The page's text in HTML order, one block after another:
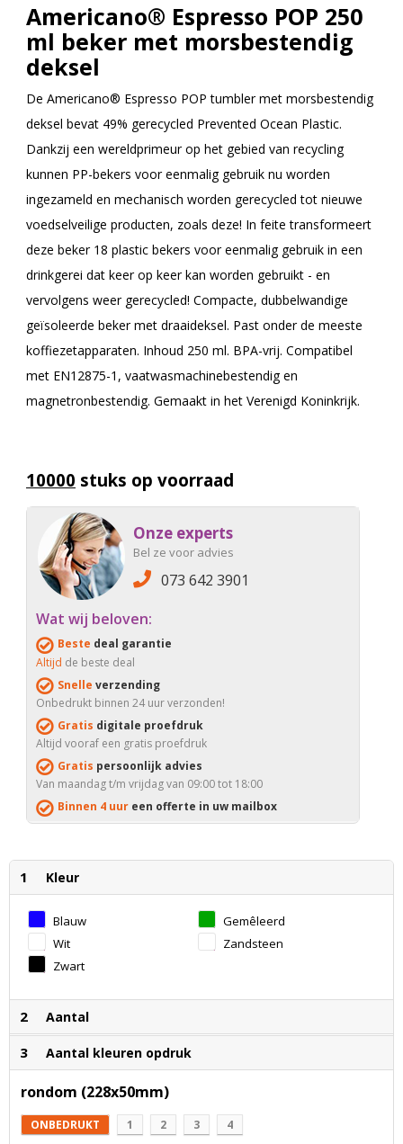
Americano® Espresso POP 250
ml beker met morsbestendig
deksel
De Americano® Espresso POP tumbler met morsbestendig
deksel bevat 49% gerecycled Prevented Ocean Plastic.
Dankzij een wereldprimeur op het gebied van recycling
kunnen PP-bekers voor eenmalig gebruik nu worden
ingezameld en mechanisch worden gerecycled tot nieuwe
voedselveilige producten, zoals deze! In feite transformeert
deze beker 18 plastic bekers voor eenmalig gebruik in een
drinkgerei dat keer op keer kan worden gebruikt - en
vervolgens weer gerecycled! Compacte, dubbelwandige
geïsoleerde beker met draaideksel. Past onder de meeste
koffiezetapparaten. Inhoud 250 ml. BPA-vrij. Compatibel
met EN12875-1, vaatwasmachinebestendig en
magnetronbestendig. Gemaakt in het Verenigd Koninkrijk.
10000 stuks op voorraad
Onze experts
Bel ze voor advies
073 642 3901
Wat wij beloven:
Beste deal garantie
Altijd de beste deal
Snelle verzending
Onbedrukt binnen 24 uur verzonden!
Gratis digitale proefdruk
Altijd vooraf een gratis proefdruk
Gratis persoonlijk advies
Van maandag t/m vrijdag van 09:00 tot 18:00
Binnen 4 uur een offerte in uw mailbox
1 Kleur
Blauw
Gemêleerd
Groen
Wit
Zandsteen
Zwart
2 Aantal
3 Aantal kleuren opdruk
rondom (228x50mm)
ONBEDRUKT 1 2 3 4